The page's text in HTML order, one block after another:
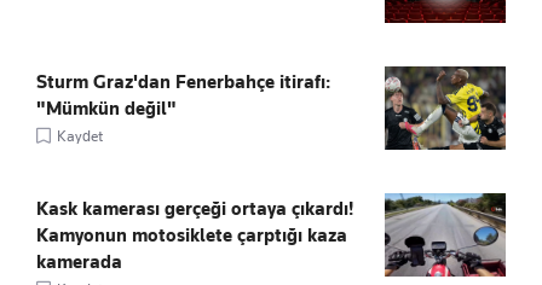
Sturm Graz'dan Fenerbahçe itirafı:
"Mümkün değil"
Kaydet
Kask kamerası gerçeği ortaya çıkardı!
Kamyonun motosiklete çarptığı kaza
kamerada